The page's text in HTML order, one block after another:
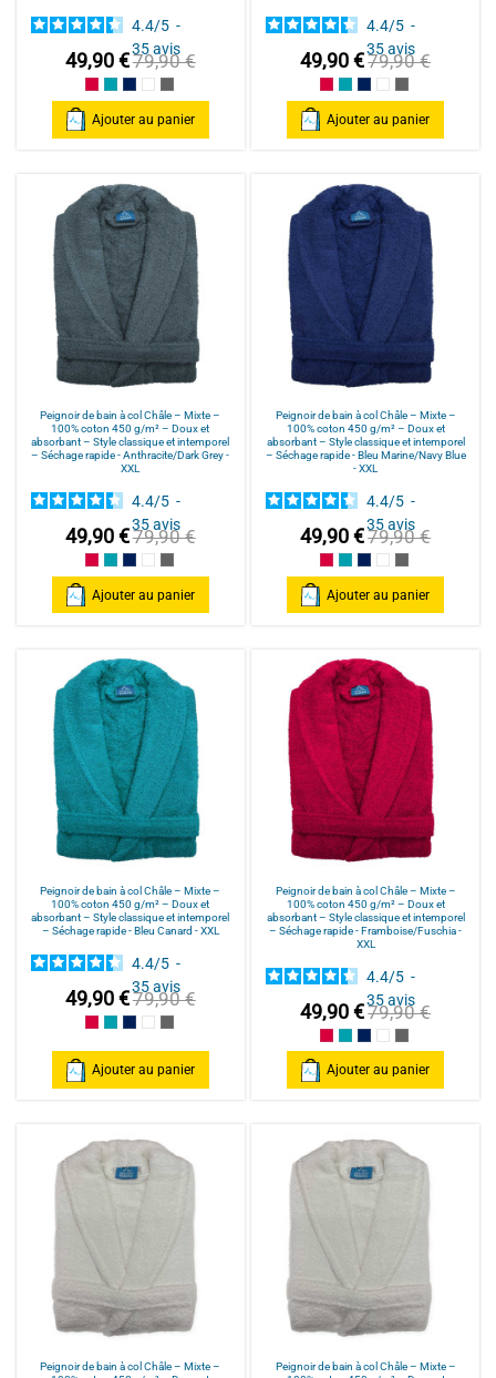
4.4/5 -
35avis
49,90 €79,90 €
Framboise/Fuschia
Bleu Canard
Bleu Marine/Navy Blue
Blanc/White
Anthracite/Dark Grey
Ajouter au panier
4.4/5 -
35avis
49,90 €79,90 €
Framboise/Fuschia
Bleu Canard
Bleu Marine/Navy
Blanc/White
Anthracite/
Ajouter au panier
Peignoir de bain à col Châle – Mixte –
100% coton 450 g/m² – Doux et
absorbant – Style classique et intemporel
– Séchage rapide - Anthracite/Dark Grey -
XXL
4.4/5 -
35avis
49,90 €79,90 €
Framboise/Fuschia
Bleu Canard
Bleu Marine/Navy Blue
Blanc/White
Anthracite/Dark Grey
Ajouter au panier
Peignoir de bain à col Châle – Mixte –
100% coton 450 g/m² – Doux et
absorbant – Style classique et intemporel
– Séchage rapide - Bleu Marine/Navy Blue
- XXL
4.4/5 -
35avis
49,90 €79,90 €
Framboise/Fuschia
Bleu Canard
Bleu Marine/Navy
Blanc/White
Anthracite/
Ajouter au panier
Peignoir de bain à col Châle – Mixte –
100% coton 450 g/m² – Doux et
absorbant – Style classique et intemporel
– Séchage rapide - Bleu Canard - XXL
4.4/5 -
35avis
49,90 €79,90 €
Framboise/Fuschia
Bleu Canard
Bleu Marine/Navy Blue
Blanc/White
Anthracite/Dark Grey
Ajouter au panier
Peignoir de bain à col Châle – Mixte –
100% coton 450 g/m² – Doux et
absorbant – Style classique et intemporel
– Séchage rapide - Framboise/Fuschia -
XXL
4.4/5 -
35avis
49,90 €79,90 €
Framboise/Fuschia
Bleu Canard
Bleu Marine/Navy
Blanc/White
Anthracite/
Ajouter au panier
Peignoir de bain à col Châle – Mixte –
Peignoir de bain à col Châle – Mixte –